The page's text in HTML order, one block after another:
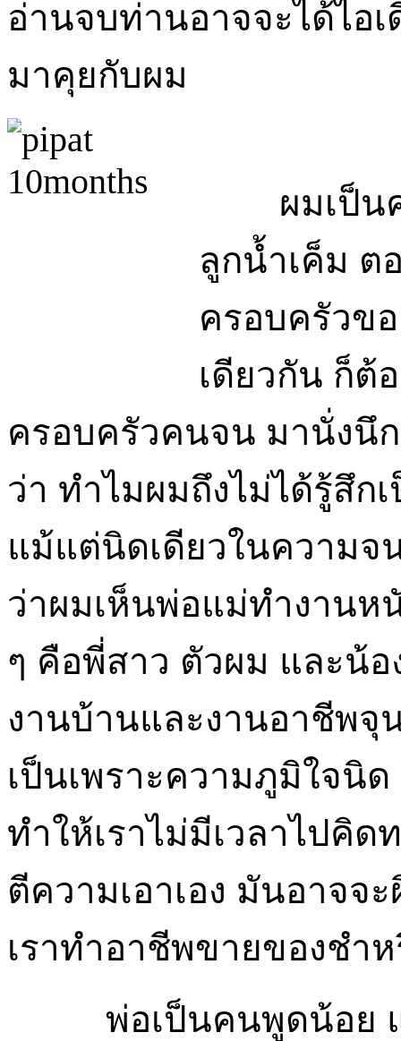
อ่านจบท่านอาจจะได้ไอเ
มาคุยกับผม
ผมเป็
ลูกน้ำเค็ม ต
ครอบครัวข
เดียวกัน ก็ต้
ครอบครัวคนจน มานั่งนึ
ว่า ทำไมผมถึงไม่ได้รู้สึก
แม้แต่นิดเดียวในความจ
ว่าผมเห็นพ่อแม่ทำงานห
ๆ คือพี่สาว ตัวผม และน้
งานบ้านและงานอาชีพจุ
เป็นเพราะความภูมิใจนิ
ทำให้เราไม่มีเวลาไปคิด
ตีความเอาเอง มันอาจจ
เราทำอาชีพขายของชำ
พ่อเป็นคนพูดน้อย